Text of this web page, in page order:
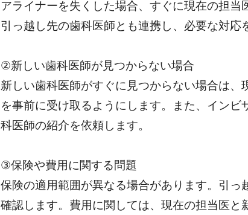
アライナーを失くした場合、すぐに現在の担当
引っ越し先の歯科医師とも連携し、必要な対応
②新しい歯科医師が見つからない場合
新しい歯科医師がすぐに見つからない場合は
を事前に受け取るようにします。また、イン
科医師の紹介を依頼します。
③保険や費用に関する問題
保険の適用範囲が異なる場合があります。引
確認します。費用に関しては、現在の担当医と